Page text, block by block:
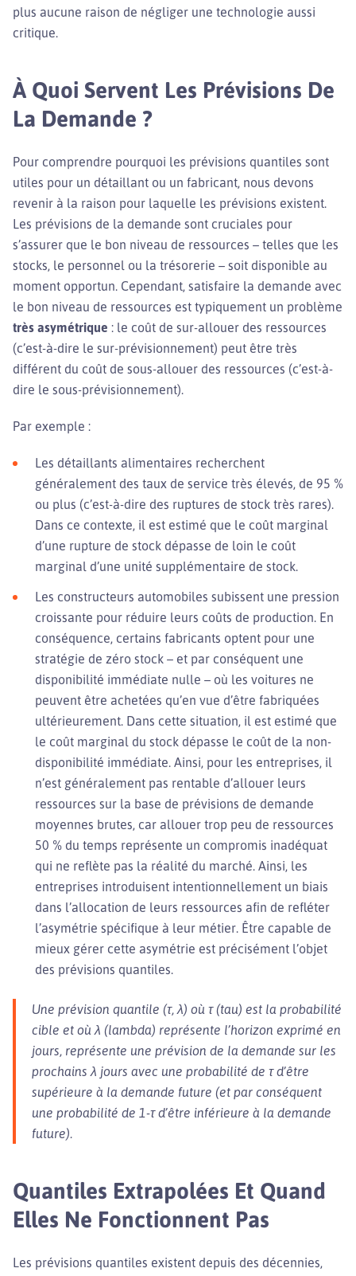
plus aucune raison de négliger une technologie aussi
critique.
À Quoi Servent Les Prévisions De
La Demande ?
Pour comprendre pourquoi les prévisions quantiles sont
utiles pour un détaillant ou un fabricant, nous devons
revenir à la raison pour laquelle les prévisions existent.
Les prévisions de la demande sont cruciales pour
s’assurer que le bon niveau de ressources – telles que les
stocks, le personnel ou la trésorerie – soit disponible au
moment opportun. Cependant, satisfaire la demande avec
le bon niveau de ressources est typiquement un problème
très asymétrique : le coût de sur-allouer des ressources
(c’est-à-dire le sur-prévisionnement) peut être très
différent du coût de sous-allouer des ressources (c’est-à-
dire le sous-prévisionnement).
Par exemple :
Les détaillants alimentaires recherchent
généralement des taux de service très élevés, de 95 %
ou plus (c’est-à-dire des ruptures de stock très rares).
Dans ce contexte, il est estimé que le coût marginal
d’une rupture de stock dépasse de loin le coût
marginal d’une unité supplémentaire de stock.
Les constructeurs automobiles subissent une pression
croissante pour réduire leurs coûts de production. En
conséquence, certains fabricants optent pour une
stratégie de zéro stock – et par conséquent une
disponibilité immédiate nulle – où les voitures ne
peuvent être achetées qu’en vue d’être fabriquées
ultérieurement. Dans cette situation, il est estimé que
le coût marginal du stock dépasse le coût de la non-
disponibilité immédiate. Ainsi, pour les entreprises, il
n’est généralement pas rentable d’allouer leurs
ressources sur la base de prévisions de demande
moyennes brutes, car allouer trop peu de ressources
50 % du temps représente un compromis inadéquat
qui ne reflète pas la réalité du marché. Ainsi, les
entreprises introduisent intentionnellement un biais
dans l’allocation de leurs ressources afin de refléter
l’asymétrie spécifique à leur métier. Être capable de
mieux gérer cette asymétrie est précisément l’objet
des prévisions quantiles.
Une prévision quantile (τ, λ) où τ (tau) est la probabilité
cible et où λ (lambda) représente l’horizon exprimé en
jours, représente une prévision de la demande sur les
prochains λ jours avec une probabilité de τ d’être
supérieure à la demande future (et par conséquent
une probabilité de 1-τ d’être inférieure à la demande
future).
Quantiles Extrapolées Et Quand
Elles Ne Fonctionnent Pas
Les prévisions quantiles existent depuis des décennies,